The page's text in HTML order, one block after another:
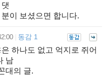
이 보셨으면 합니다.
동감 1
하나도 없고 억지로 쥐어
남
대의 글.